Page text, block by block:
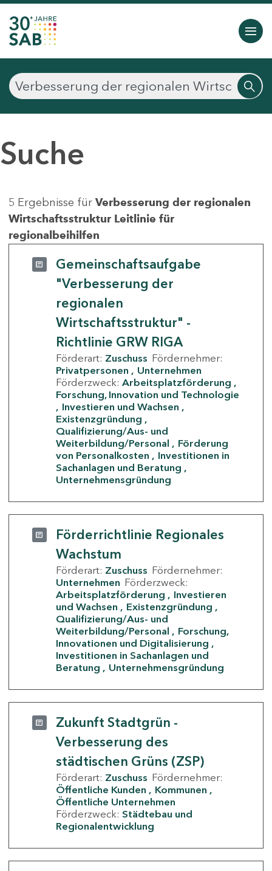
Suche
5 Ergebnisse für Verbesserung der regionalen
Wirtschaftsstruktur Leitlinie für
regionalbeihilfen
Gemeinschaftsaufgabe
"Verbesserung der
regionalen
Wirtschaftsstruktur" -
Richtlinie GRW RIGA
Förderart: Zuschuss Fördernehmer:
Privatpersonen
Unternehmen
Förderzweck: Arbeitsplatzförderung
Forschung, Innovation und Technologie
Investieren und Wachsen
Existenzgründung
Qualifizierung/Aus- und
Weiterbildung/Personal
Förderung
von Personalkosten
Investitionen in
Sachanlagen und Beratung
Unternehmensgründung
Förderrichtlinie Regionales
Wachstum
Förderart: Zuschuss Fördernehmer:
Unternehmen Förderzweck:
Arbeitsplatzförderung
Investieren
und Wachsen
Existenzgründung
Qualifizierung/Aus- und
Weiterbildung/Personal
Forschung,
Innovationen und Digitalisierung
Investitionen in Sachanlagen und
Beratung
Unternehmensgründung
Zukunft Stadtgrün -
Verbesserung des
städtischen Grüns (ZSP)
Förderart: Zuschuss Fördernehmer:
Öffentliche Kunden
Kommunen
Öffentliche Unternehmen
Förderzweck: Städtebau und
Regionalentwicklung